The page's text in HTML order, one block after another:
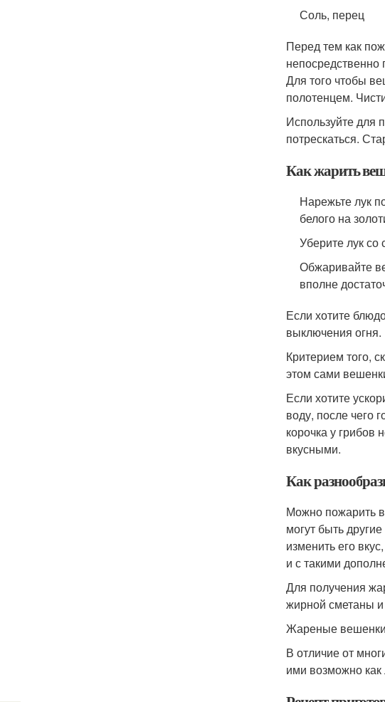
Соль, перец
Перед тем как
непосредственно
Для того чтобы
полотенцем.
Используйте для
потрескаться.
Как жарить
Нарежьте лук
белого на
Уберите лук со
Обжаривайте
вполне
Если хотите
выключения огня.
Критерием того,
этом сами
Если хотите
воду, после чего
корочка у грибов
вкусными.
Как
Можно пожарить
могут быть
изменить его
и с такими
Для получения
жирной сметаны
Жареные вешенки
В отличие от
ими возможно как